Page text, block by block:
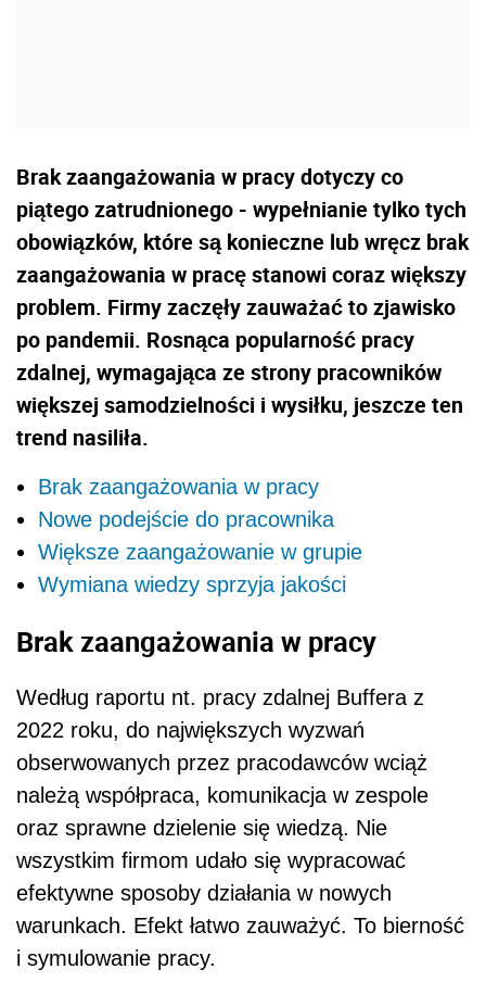
Brak zaangażowania w pracy dotyczy co
piątego zatrudnionego - wypełnianie tylko tych
obowiązków, które są konieczne lub wręcz brak
zaangażowania w pracę stanowi coraz większy
problem. Firmy zaczęły zauważać to zjawisko
po pandemii. Rosnąca popularność pracy
zdalnej, wymagająca ze strony pracowników
większej samodzielności i wysiłku, jeszcze ten
trend nasiliła.
Brak zaangażowania w pracy
Nowe podejście do pracownika
Większe zaangażowanie w grupie
Wymiana wiedzy sprzyja jakości
Brak zaangażowania w pracy
Według raportu nt. pracy zdalnej Buffera z
2022 roku, do największych wyzwań
obserwowanych przez pracodawców wciąż
należą współpraca, komunikacja w zespole
oraz sprawne dzielenie się wiedzą. Nie
wszystkim firmom udało się wypracować
efektywne sposoby działania w nowych
warunkach. Efekt łatwo zauważyć. To bierność
i symulowanie pracy.